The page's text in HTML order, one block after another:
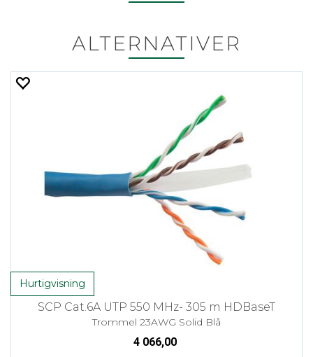
ALTERNATIVER
Hurtigvisning
SCP Cat.6A UTP 550 MHz- 305 m HDBaseT
Trommel 23AWG Solid Blå
4 066,00